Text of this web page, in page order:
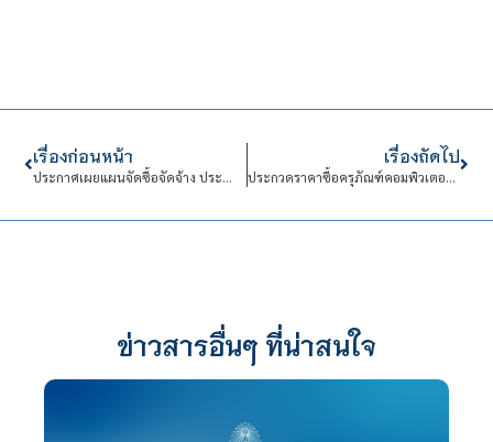
เรื่องก่อนหน้า
ประกาศเผยแผนจัดซื้อจัดจ้าง ประจำปีงบประมาณ พ.ศ.2569
เรื่องถัดไป
ประกวดราคาซื้อครุภัณฑ์คอมพิวเตอร์ จำนวน 6 รายการ ด้วยวิธีประกวดราคาอิเล็กทรอนิกส์ (e-bidding)
ข่าวสารอื่นๆ ที่น่าสนใจ